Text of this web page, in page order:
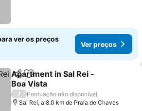
ver os preços
Ver preços
PartilharAdicionar aos favoritos
Apartment in Sal Rei -
Boa Vista
Ver preços
/
Pontuação não disponível
Sal Rei, a 8.0 km de Praia de Chaves